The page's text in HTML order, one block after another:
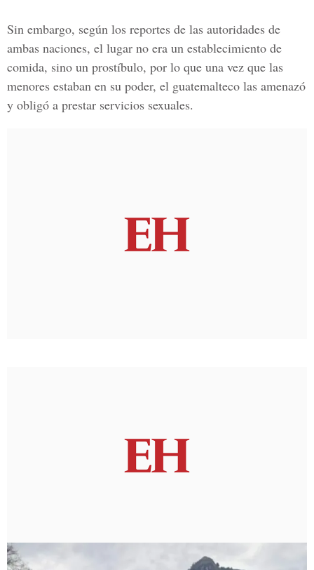
Sin embargo, según los reportes de las autoridades de
ambas naciones, el lugar no era un establecimiento de
comida, sino un prostíbulo, por lo que una vez que las
menores estaban en su poder, el guatemalteco las amenazó
y obligó a prestar servicios sexuales.